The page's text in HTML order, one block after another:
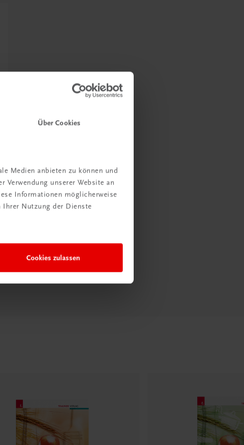
Über Cookies
Medien anbieten zu können und
Verwendung unserer Website an
Informationen möglicherweise
Ihrer Nutzung der Dienste
Cookies zulassen